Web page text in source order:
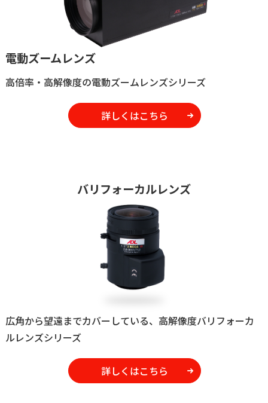
電動ズームレンズ
高倍率・高解像度の電動ズームレンズシリーズ
詳しくはこちら
バリフォーカルレンズ
広角から望遠までカバーしている、高解像度バリフォーカ
ルレンズシリーズ
詳しくはこちら